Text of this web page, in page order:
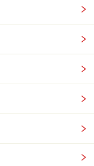
せください。
をご確認くださ